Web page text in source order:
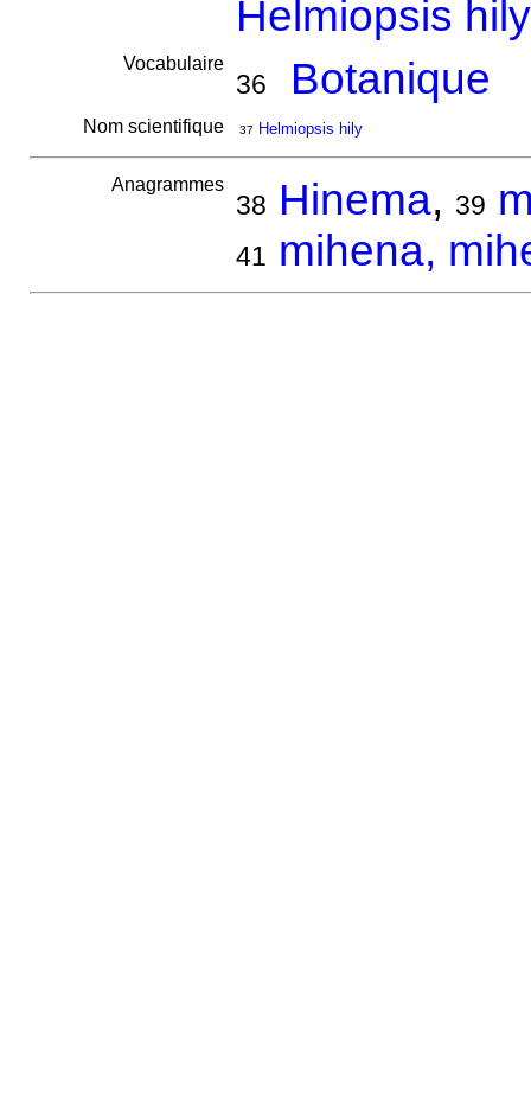
Helmiopsis hily
Vocabulaire
36 Botanique
Nom scientifique 37 Helmiopsis hily
Anagrammes
38 Hinema, 39
41 mihena,